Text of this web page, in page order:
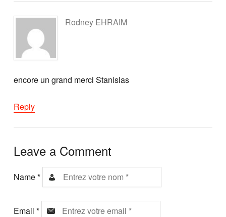
Rodney EHRAIM
encore un grand merci Stanislas
Reply
Leave a Comment
Name*
Email *